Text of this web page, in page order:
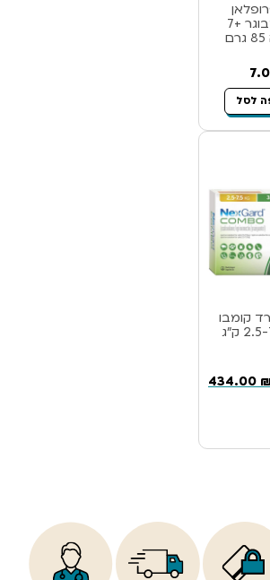
לחתול מבוגר +7
לסל
קומבו
434.00 ₪